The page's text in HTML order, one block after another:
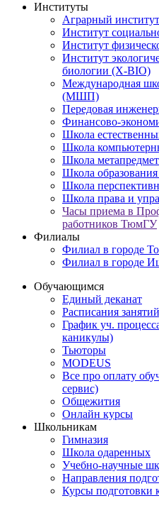
Институты
Аграрный институт
Институт
Институт
Институт
биологии (X-BIO)
Международная
(МШП)
Передовая
Финансово-
Школа
Школа
Школа
Школа
Школа
Школа права и
Часы приема в
работников ТюмГУ
Филиалы
Филиал в городе
Филиал в городе
Обучающимся
Единый деканат
Расписания
График уч.
каникулы)
Тьюторы
MODEUS
Все про оплату
сервис)
Общежития
Онлайн курсы
Школьникам
Гимназия
Школа одаренных
Учебно-научные
Направления
Курсы